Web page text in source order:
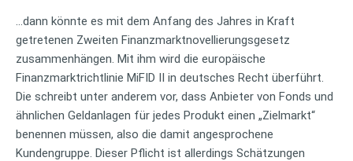
…dann könnte es mit dem Anfang des Jahres in Kraft
getretenen Zweiten Finanzmarktnovellierungsgesetz
zusammenhängen. Mit ihm wird die europäische
Finanzmarktrichtlinie MiFID II in deutsches Recht überführt.
Die schreibt unter anderem vor, dass Anbieter von Fonds und
ähnlichen Geldanlagen für jedes Produkt einen „Zielmarkt“
benennen müssen, also die damit angesprochene
Kundengruppe. Dieser Pflicht ist allerdings Schätzungen